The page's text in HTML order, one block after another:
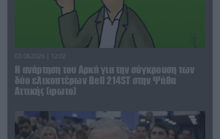
03.08.2026 | 12:02
Η ανάρτηση του Αρκά για την σύγκρουση των
δύο ελικοπτέρων Bell 214ST στην Ψάθα
Αττικής (φωτο)